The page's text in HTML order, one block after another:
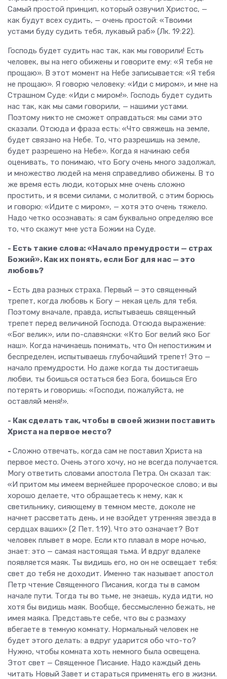
Самый простой принцип, который озвучил Христос, —
как будут всех судить, — очень простой: «Твоими
устами буду судить тебя, лукавый раб» (Лк. 19:22).
Господь будет судить нас так, как мы говорили! Есть
человек, вы на него обижены и говорите ему: «Я тебя не
прощаю». В этот момент на Небе записывается: «Я тебя
не прощаю». Я говорю человеку: «Иди с миром», и мне на
Страшном Суде: «Иди с миром!». Господь будет судить
нас так, как мы сами говорили, — нашими устами.
Поэтому никто не сможет оправдаться: мы сами это
сказали. Отсюда и фраза есть: «Что свяжешь на земле,
будет связано на Небе. То, что разрешишь на земле,
будет разрешено на Небе». Когда я начинаю себя
оценивать, то понимаю, что Богу очень много задолжал,
и множество людей на меня справедливо обижены. В то
же время есть люди, которых мне очень сложно
простить, и я всеми силами, с молитвой, с этим борюсь
и говорю: «Идите с миром», — хотя это очень тяжело.
Надо четко осознавать: я сам буквально определяю все
то, что скажут мне уста Божии на Суде.
- Есть такие слова: «Начало премудрости — страх
Божий». Как их понять, если Бог для нас — это
любовь?
- Есть два разных страха. Первый — это священный
трепет, когда любовь к Богу — некая цель для тебя.
Поэтому вначале, правда, испытываешь священный
трепет перед величиной Господа. Отсюда выражение:
«Бог велик», или по-славянски: «Кто Бог велий яко Бог
наш». Когда начинаешь понимать, что Он непостижим и
беспределен, испытываешь глубочайший трепет! Это —
начало премудрости. Но даже когда ты достигаешь
любви, ты боишься остаться без Бога, боишься Его
потерять и говоришь: «Господи, пожалуйста, не
оставляй меня!».
- Как сделать так, чтобы в своей жизни поставить
Христа на первое место?
- Сложно отвечать, когда сам не поставил Христа на
первое место. Очень этого хочу, но не всегда получается.
Могу ответить словами апостола Петра. Он сказал так:
«И притом мы имеем вернейшее пророческое слово; и вы
хорошо делаете, что обращаетесь к нему, как к
светильнику, сияющему в темном месте, доколе не
начнет рассветать день, и не взойдет утренняя звезда в
сердцах ваших» (2 Пет. 1:19). Что это означает? Вот
человек плывет в море. Если кто плавал в море ночью,
знает: это — самая настоящая тьма. И вдруг вдалеке
появляется маяк. Ты видишь его, но он не освещает тебя:
свет до тебя не доходит. Именно так называет апостол
Петр чтение Священного Писания, когда ты в самом
начале пути. Тогда ты во тьме, не знаешь, куда идти, но
хотя бы видишь маяк. Вообще, бессмысленно бежать, не
имея маяка. Представьте себе, что вы с размаху
вбегаете в темную комнату. Нормальный человек не
будет этого делать: а вдруг ударится обо что-то?
Нужно, чтобы комната хоть немного была освещена.
Этот свет — Священное Писание. Надо каждый день
читать Новый Завет и стараться применять его в жизни.